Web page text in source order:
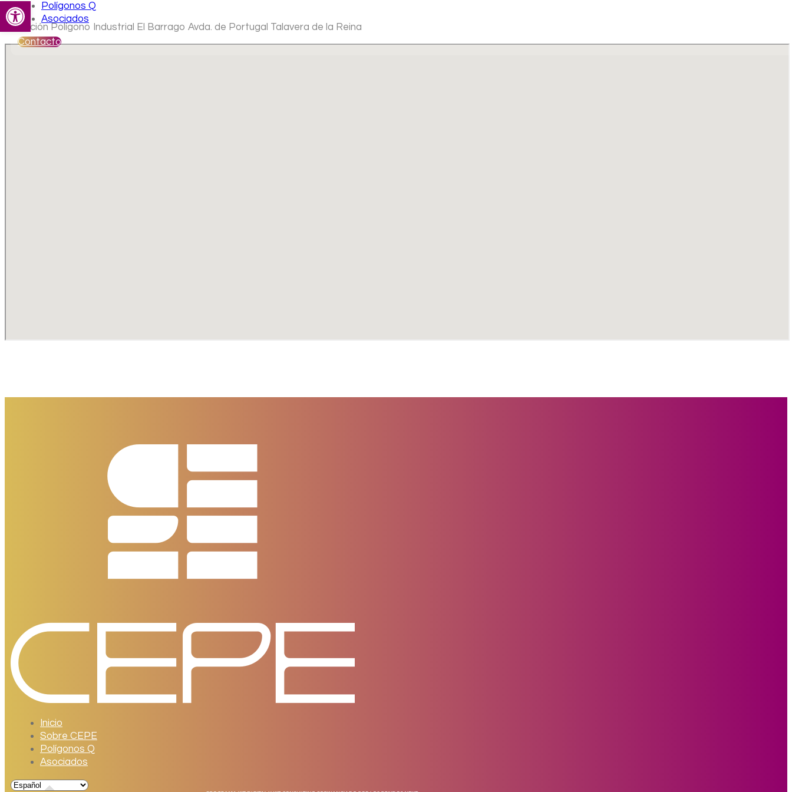
Abrir barra de herramientas
Polígonos Q
Asociados
Contacto
Ubicación Polígono Industrial El Barrago Avda. de Portugal Talavera de la Reina
Inicio
Sobre CEPE
Polígonos Q
Asociados